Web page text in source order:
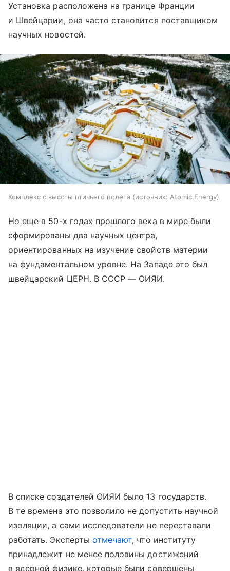
Установка расположена на границе Франции
и Швейцарии, она часто становится поставщиком
научных новостей.
Комплекс с высоты птичьего полета источник: Atomic Energy
Но еще в 50-х годах прошлого века в мире были
сформированы два научных центра,
ориентированных на изучение свойств материи
на фундаментальном уровне. На Западе это был
швейцарский ЦЕРН. В СССР — ОИЯИ.
В списке создателей ОИЯИ было 13 государств.
В те времена это позволило не допустить научной
изоляции, а сами исследователи не переставали
работать. Эксперты отмечают, что институту
принадлежит не менее половины достижений
в ядерной физике, которые были совершены